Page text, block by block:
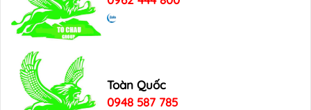
Toàn Quốc
0948 587 785